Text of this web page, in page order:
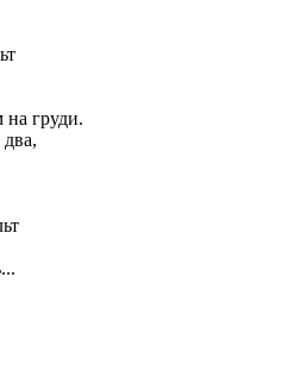
на груди.